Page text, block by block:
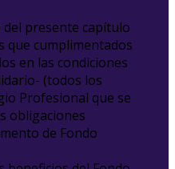
presente capítulo
que cumplimentados
en las condiciones
(todos los
Profesional que se
obligaciones
de Fondo